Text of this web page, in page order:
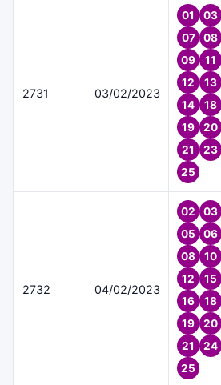
2731 03/02/2023
01
03
07
08
09
11
12
13
14
18
19
20
21
23
25
2732 04/02/2023
02
03
05
06
08
10
12
15
16
18
19
20
21
24
25